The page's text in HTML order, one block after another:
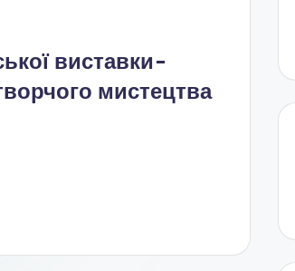
виставки-
мистецтва